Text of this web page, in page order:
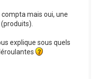
mais oui, une
explique sous quels